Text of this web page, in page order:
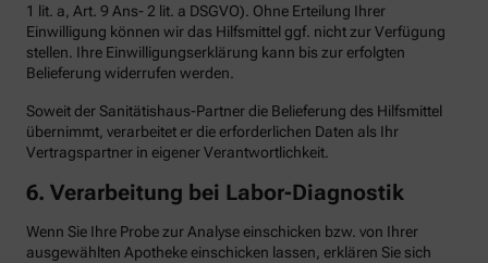
1 lit. a, Art. 9 Ans- 2 lit. a DSGVO). Ohne Erteilung Ihrer
Einwilligung können wir das Hilfsmittel ggf. nicht zur Verfügung
stellen. Ihre Einwilligungserklärung kann bis zur erfolgten
Belieferung widerrufen werden.
Soweit der Sanitätishaus-Partner die Belieferung des Hilfsmittel
übernimmt, verarbeitet er die erforderlichen Daten als Ihr
Vertragspartner in eigener Verantwortlichkeit.
6. Verarbeitung bei Labor-Diagnostik
Wenn Sie Ihre Probe zur Analyse einschicken bzw. von Ihrer
ausgewählten Apotheke einschicken lassen, erklären Sie sich